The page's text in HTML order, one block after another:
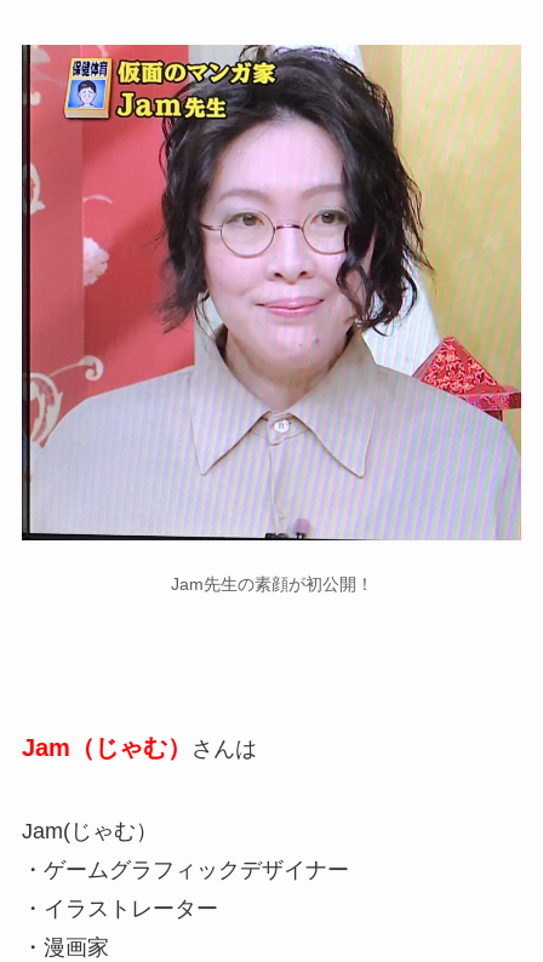
Jam先生の素顔が初公開！
Jam（じゃむ） さんは
Jam(じゃむ）
・ゲームグラフィックデザイナー
・イラストレーター
・漫画家